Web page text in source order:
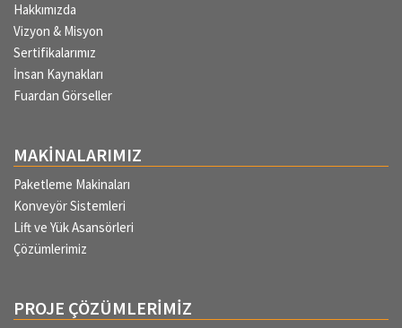
Hakkımızda
Vizyon & Misyon
Sertifikalarımız
İnsan Kaynakları
Fuardan Görseller
MAKİNALARIMIZ
Paketleme Makinaları
Konveyör Sistemleri
Lift ve Yük Asansörleri
Çözümlerimiz
PROJE ÇÖZÜMLERİMİZ